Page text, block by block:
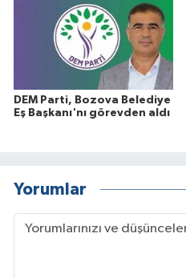
DEM Parti, Bozova Belediye
Eş Başkanı'nı görevden aldı
Yorumlar